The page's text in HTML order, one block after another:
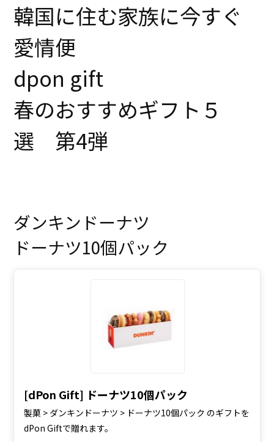
韓国に住む家族に今すぐ
愛情便
dpon gift
春のおすすめギフト５
選 第4弾
ダンキンドーナツ
ドーナツ10個パック
[dPon Gift] ドーナツ10個パック
製菓 > ダンキンドーナツ > ドーナツ10個パック のギフトを
dPon Giftで贈れます。